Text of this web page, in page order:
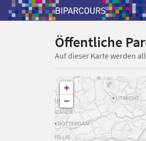
Öffentliche
Auf dieser Karte werden
+
−